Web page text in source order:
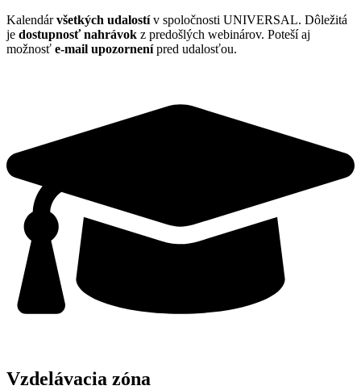
Kalendárvšetkých udalostív spoločnosti UNIVERSAL. Dôležitá
je dostupnosť nahrávok z predošlých webinárov. Poteší aj
možnosť e-mail upozornenípred udalosťou.
Vzdelávacia zóna